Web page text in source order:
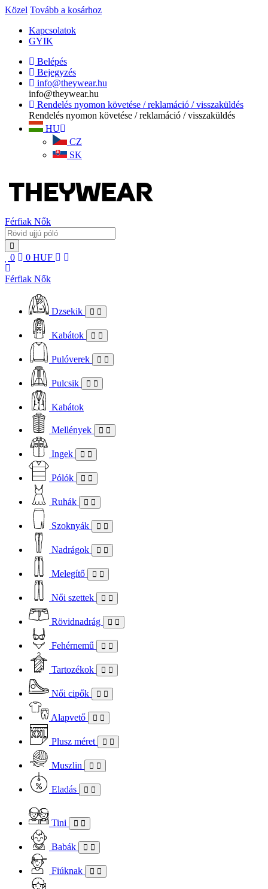
Közel Tovább a kosárhoz
Kapcsolatok
GYIK
Belépés
Bejegyzés
info@theywear.hu
info@theywear.hu
Rendelés nyomon követése / reklamáció / visszaküldés
Rendelés nyomon követése / reklamáció / visszaküldés
HU
CZ
SK
Férfiak Nők
0 0 HUF
Férfiak Nők
Dzsekik
Kabátok
Pulóverek
Pulcsik
Kabátok
Mellények
Ingek
Pólók
Ruhák
Szoknyák
Nadrágok
Melegítő
Női szettek
Rövidnadrág
Fehérnemű
Tartozékok
Női cipők
Alapvető
Plusz méret
Muszlin
Eladás
Tini
Babák
Fiúknak